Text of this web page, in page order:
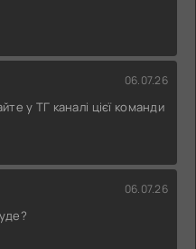
06.07.26
у ТГ каналі цієї команди
06.07.26